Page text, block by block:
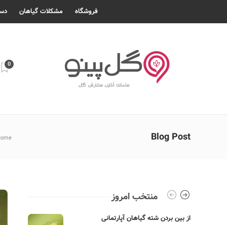
مشکلات گیاهان فروشگاه
0
Blog Post
منتخب امروز
از بین بردن شته گیاهان آپارتمانی